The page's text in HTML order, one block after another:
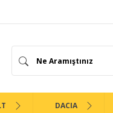
DACIA